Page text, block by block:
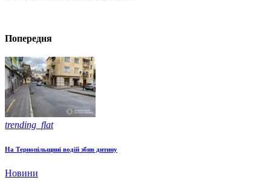
Попередня
trending_flat
На Тернопільщині водій збив дитину
Новини